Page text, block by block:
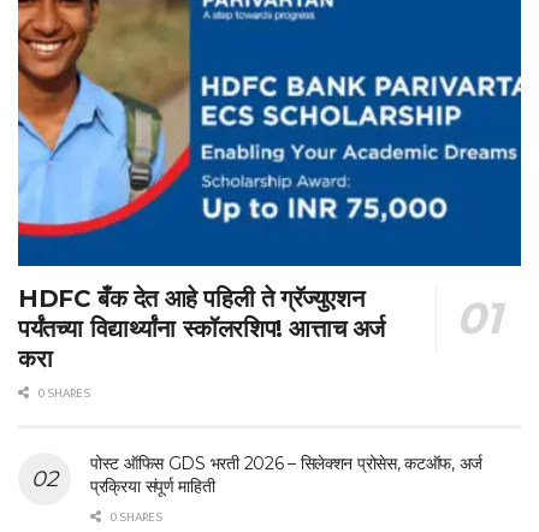
HDFC बँक देत आहे पहिली ते ग्रॅज्युएशन
पर्यंतच्या विद्यार्थ्यांना स्कॉलरशिप! आत्ताच अर्ज
करा
0 SHARES
पोस्ट ऑफिस GDS भरती 2026 – सिलेक्शन प्रोसेस, कटऑफ, अर्ज
प्रक्रिया संपूर्ण माहिती
0 SHARES